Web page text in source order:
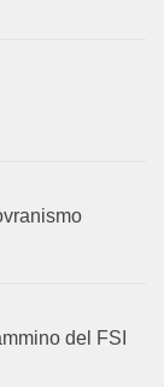
del FSI